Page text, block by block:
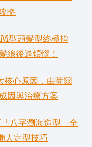
略
型頭髮型終極指
線後退煩惱！
核心原因，由荷爾
因與治療方案
八字瀏海造型」全
人定型技巧